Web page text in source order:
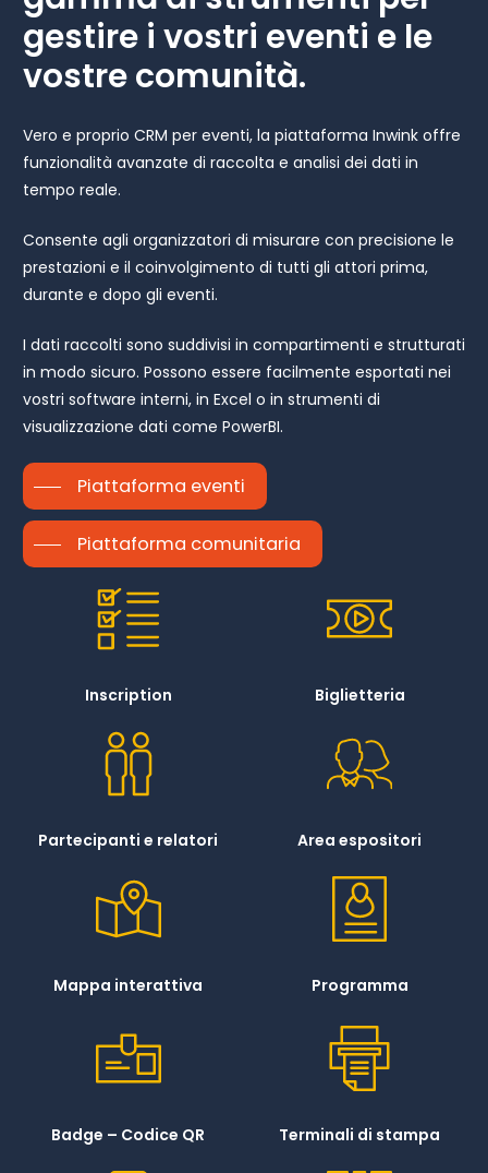
gestire i vostri eventi e le
vostre comunità.
Vero e proprio CRM per eventi, la piattaforma Inwink offre
funzionalità avanzate di raccolta e analisi dei dati in
tempo reale.
Consente agli organizzatori di misurare con precisione le
prestazioni e il coinvolgimento di tutti gli attori prima,
durante e dopo gli eventi.
I dati raccolti sono suddivisi in compartimenti e strutturati
in modo sicuro. Possono essere facilmente esportati nei
vostri software interni, in Excel o in strumenti di
visualizzazione dati come PowerBI.
Piattaforma eventi
Piattaforma comunitaria
Inscription Biglietteria
Partecipanti e relatori Area espositori
Mappa interattiva Programma
Badge – Codice QR Terminali di stampa